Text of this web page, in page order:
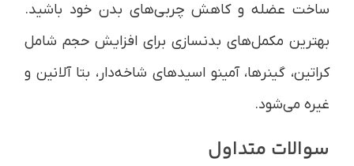
ساخت عضله و کاهش چربی‌های بدن خود باشید.
بهترین مکمل‌های بدنسازی برای افزایش حجم شامل
کراتین، گینر‌ها، آمینو اسیدهای شاخه‌دار، بتا آلانین و
غیره می‌شود.
سوالات متداول